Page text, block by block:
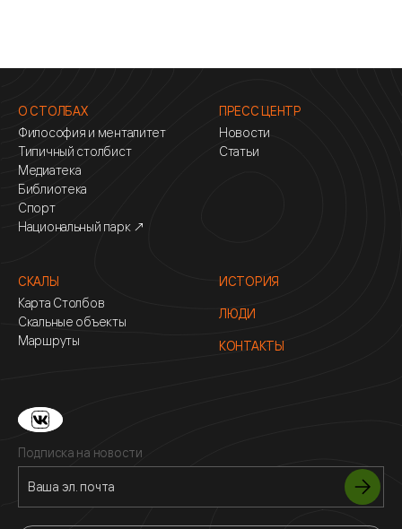
О СТОЛБАХ
Философия и менталитет
Типичный столбист
Медиатека
Библиотека
Спорт
Национальный парк ↗
ПРЕСС ЦЕНТР
Новости
Статьи
СКАЛЫ
Карта Столбов
Скальные объекты
Маршруты
ИСТОРИЯ
ЛЮДИ
КОНТАКТЫ
Подписка на новости